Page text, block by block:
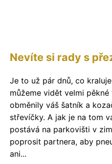
Nevíte si rady s
Je to už pár dnů, co
můžeme vidět velmi
obměnily váš šatník a
střevíčky. A jak je na tom
postává na parkovišti v
poprosit partnera, aby
ani...